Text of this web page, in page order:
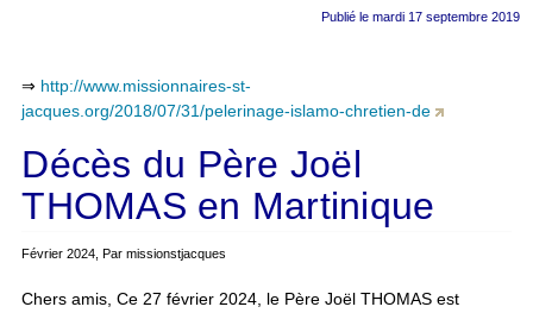
Publié le mardi 17 septembre 2019
⇒ http://www.missionnaires-st-
jacques.org/2018/07/31/pelerinage-islamo-chretien-de
Décès du Père Joël
THOMAS en Martinique
Février 2024, Par missionstjacques
Chers amis, Ce 27 février 2024, le Père Joël THOMAS est